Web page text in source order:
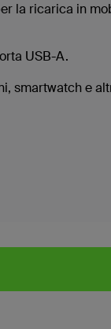
la ricarica in
USB-A.
smartwatch e